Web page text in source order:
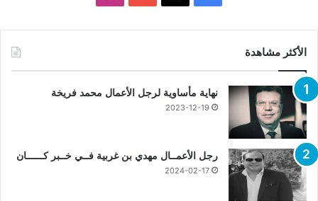
الأكثر مشاهدة
نهاية مأساوية لرجل الأعمال محمد فريخة
2023-12-19
رجل الأعمــال مهدي بن غربية فــي خــبر كــــــان
2024-02-17